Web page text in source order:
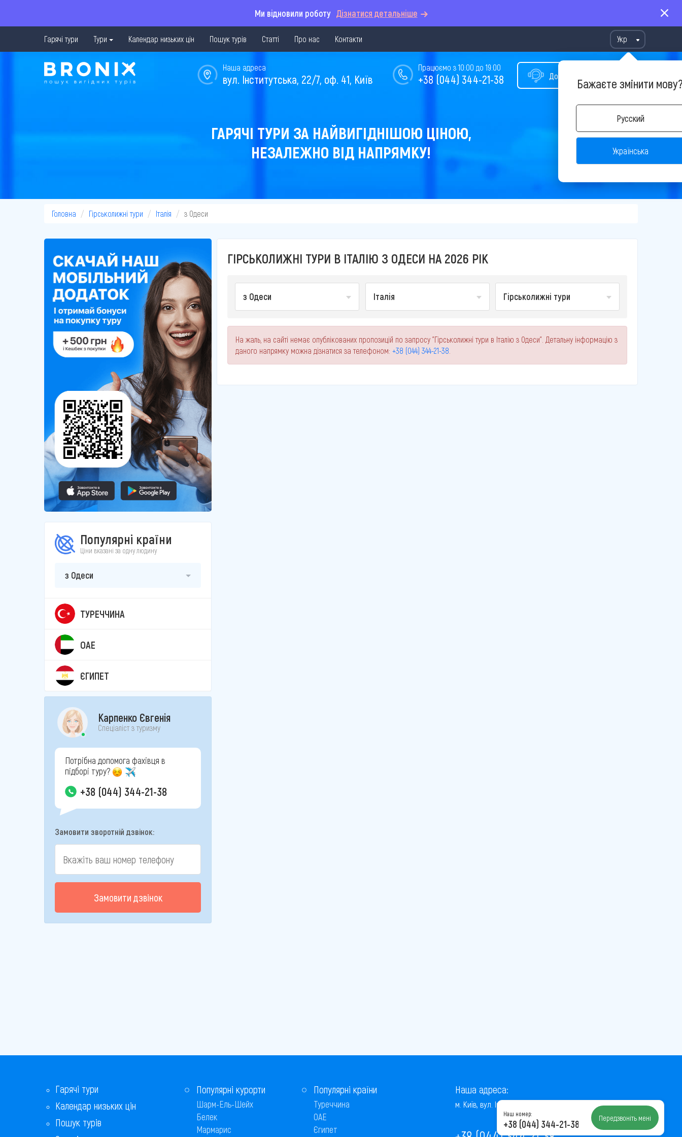
Ми відновили роботу Дізнатися детальніше
Гарячі тури Тури Календар низьких цін Пошук турів Статті Про нас Контакти Укр
Бажаєте змінити
Русский
Українська
Допомога у виборі туру
Працюємо з 10:00 до 19:00
+38 (044) 344-21-38
Наша адреса
вул. Інститутська, 22/7, оф. 41, Київ
ГАРЯЧІ ТУРИ ЗА НАЙВИГІДНІШОЮ ЦІНОЮ,
НЕЗАЛЕЖНО ВІД НАПРЯМКУ!
Головна Гірськолижні тури Італія з Одеси
Популярні країни
Ціни вказані за одну людину
з Одеси
ТУРЕЧЧИНА
ОАЕ
ЄГИПЕТ
Карпенко Євгенія
Спеціаліст з туризму
Потрібна допомога фахівця в
підборі туру?
+38 (044) 344-21-38
Замовити зворотній дзвінок:
Замовити дзвінок
ГІРСЬКОЛИЖНІ ТУРИ В ІТАЛІЮ З ОДЕСИ НА 2026 РІК
з Одеси Італія Гірськолижні тури
На жаль, на сайті немає опублікованих пропозицій по запросу "Гірськолижні тури в Італію з Одеси". Детальну інформацію з
даного напрямку можна дізнатися за телефоном: +38 (044) 344-21-38
Гарячі тури
Календар низьких цін
Пошук турів
Популярні курорти
Шарм-Ель-Шейх
Белек
Мармарис
Популярні країни
Туреччина
ОАЕ
Єгипет
Наша адреса:
м. Київ, вул. Інститутська, 22/7, оф. 41
Наш номер:
+38 (044) 344-21-38 Передзвоніть мені